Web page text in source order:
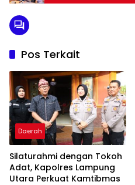
Pos Terkait
Daerah
Silaturahmi dengan Tokoh
Adat, Kapolres Lampung
Utara Perkuat Kamtibmas